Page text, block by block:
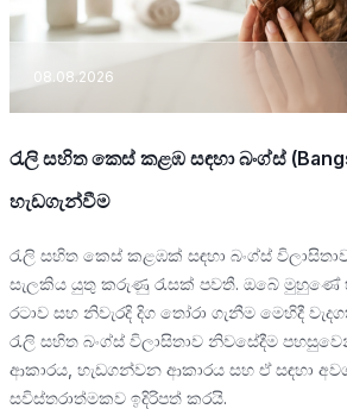
08.08.2026
රැලි සහිත කෙස් කළඹ සඳහා බංග්ස්
හැඩගැන්වීම
රැලි සහිත කෙස් කළඹක් සඳහා බංග්ස්
සැලකිය යුතු කරුණු රැසක් පවතී. ඔබේ මුහුණේ
රටාව සහ නිවැරදි දිග තෝරා ගැනීම මෙහිදී
රැලි සහිත බංග්ස් විලාසිතාව නිවසේදීම
ආකාරය, හැඩගන්වන ආකාරය සහ ඒ සඳහා
සවිස්තරාත්මකව ඉදිරිපත් කරයි.